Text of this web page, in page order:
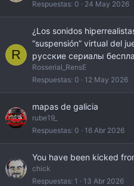
Respuestas 0 24 May 2026
R
¿Los sonidos
“suspensión” virtual del
русские сериалы
Rosserial_RensE
Respuestas 0 12 May 2026
mapas de galicia
rube19_
Respuestas 0 16 Abr 2026
You have been kicked
chick
Respuestas 1 13 Abr 2026